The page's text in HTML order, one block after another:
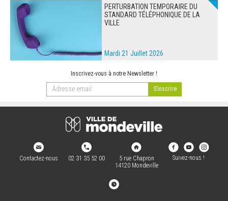
PERTURBATION TEMPORAIRE DU
STANDARD TÉLÉPHONIQUE DE LA
VILLE
Mardi 21 Juillet 2026
Inscrivez-vous à notre Newsletter !
Contactez-nous 02 31 35 52 00
5 rue Chapron
14120 Mondeville
Suivez-nous !